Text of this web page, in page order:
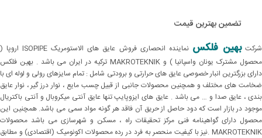
تضمین بهترین قیمت
شرکتبهین فلکس
نماینده انحصاری فروش عایق های الاستومریک ISOPIPE اروپا (
محصول مشترک یونان واسپانیا ) و MAKROTEKNIK ترکیه در ایران می باشد . بهین فلکس
دارای بزرگترین انبار خصوصی عایق های حرارتی و برودتی شامل : تمام سایزهای رولی و لوله ای با
ضخامت های مختلف و همچنین محصولات جانبی از قبیل چسب مایع ، نوار درز گیر ، نوار عایق
بندی ، عایق صدا و … می باشد . عایق های ایزوپایپ تنها عایق آنتی میکروبال و آنتی باکتریال
موجود در بازار است که دود حاصل از حریق آن فاقد هر گونه مواد سمی می باشد. همچنین این
محصول دارای گواهینامه فنی مرکز تحقیقات راه ، مسکن و شهرسازی می باشد محصولات
MAKROTEKNIK .نیز با کیفیت منحصر به فرد در رده محصولات اکونومیک (اقتصادی) و مطابق